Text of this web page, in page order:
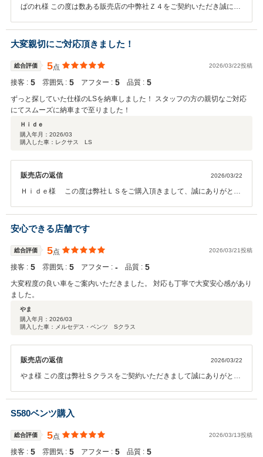
ぱのれ様 この度は数ある販売店の中弊社Ｚ４をご契約いただき誠に有
下取車に関しましても私共からのご相談に対して快くご了承いただき
有難う御座いました。 休日のドライブなどが楽しめる車両ですので、
色々な場所へのお出掛けをお楽しみください＾＾ アフターメンテナン
ス等でもご相談お待ちしております！ 今後とも末長いお付き合いをど
うぞ宜しくお願い致します。 中山
大変親切にご対応頂きました！
総合評価 5点 2026/03/22投稿
接客 : 5 雰囲気 : 5 アフター : 5 品質 : 5
ずっと探していた仕様のLSを納車しました！ スタッフの方の親切なご対応
にてスムーズに納車まで至りました！
Ｈｉｄｅ
購入年月： 2026/03
購入した車：レクサス LS
販売店の返信 2026/03/22
Ｈｉｄｅ様 この度は弊社ＬＳをご購入頂きまして、誠にありがとう
いただけ大変嬉しく思っております＾＾ また、このような高い評価の
クチコミを頂き感謝いたします。 純正ブラックのカラーが映えるよう
ﾊｲﾓｰｽｺｰﾄｼﾞｴｯｼﾞも施工させていただき有難う御座いました。 ご納車時
に喜んで頂けることが、何よりも私共の励みになります。 これからも
より一層社員全員でサービス向上に努めて参りますので、またぜひお
気軽にお立ち寄りください。 今後とも末長いお付き合いをどうぞ宜し
くお願い致します。 中山
安心できる店舗です
総合評価 5点 2026/03/21投稿
接客 : 5 雰囲気 : 5 アフター : ‐ 品質 : 5
大変程度の良い車をご案内いただきました。 対応も丁寧で大変安心感があり
ました。
やま
購入年月： 2026/03
購入した車：メルセデス・ベンツ Sクラス
販売店の返信 2026/03/22
やま様 この度は弊社Ｓクラスをご契約いただきまして誠にありがとう
い評価をいただきまして感謝しております。 上品なカスタムはもちろ
ん、大変綺麗なお車でしたので今後コーティングなどのご依頼もお待
ちしております！ 何かお困りの際はぜひお気軽にお立ち寄りくださ
い。 今後とも、どうぞ宜しくお願い致します。 中山
S580ベンツ購入
総合評価 5点 2026/03/13投稿
接客 : 5 雰囲気 : 5 アフター : 5 品質 : 5